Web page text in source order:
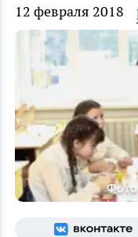
12 февраля 2018